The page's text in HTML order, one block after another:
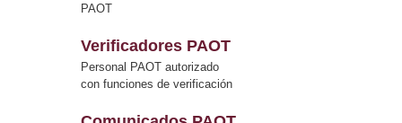
PAOT
Verificadores PAOT
Personal PAOT autorizado
con funciones de verificación